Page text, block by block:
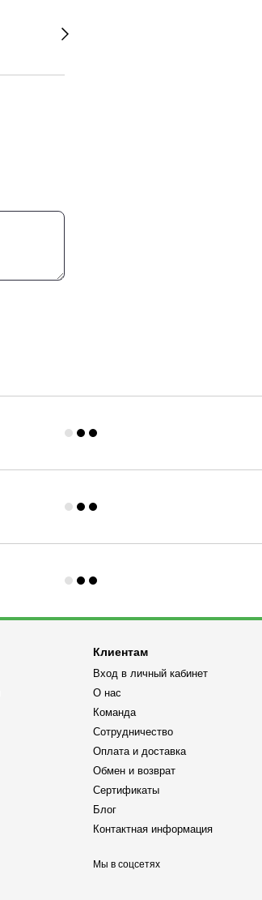
Клиентам
Вход в личный кабинет
О нас
Команда
Сотрудничество
Оплата и доставка
Обмен и возврат
Сертификаты
Блог
Контактная информация
Мы в соцсетях